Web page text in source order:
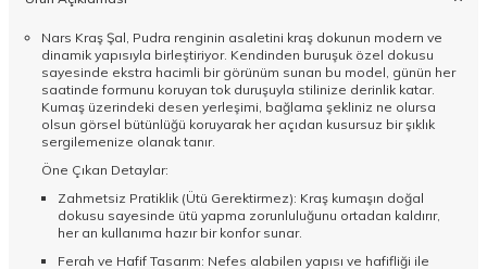
Nars Kraş Şal, Pudra renginin asaletini kraş dokunun modern ve
dinamik yapısıyla birleştiriyor. Kendinden buruşuk özel dokusu
sayesinde ekstra hacimli bir görünüm sunan bu model, günün her
saatinde formunu koruyan tok duruşuyla stilinize derinlik katar.
Kumaş üzerindeki desen yerleşimi, bağlama şekliniz ne olursa
olsun görsel bütünlüğü koruyarak her açıdan kusursuz bir şıklık
sergilemenize olanak tanır.
Öne Çıkan Detaylar:
Zahmetsiz Pratiklik (Ütü Gerektirmez): Kraş kumaşın doğal
dokusu sayesinde ütü yapma zorunluluğunu ortadan kaldırır,
her an kullanıma hazır bir konfor sunar.
Ferah ve Hafif Tasarım: Nefes alabilen yapısı ve hafifliği ile